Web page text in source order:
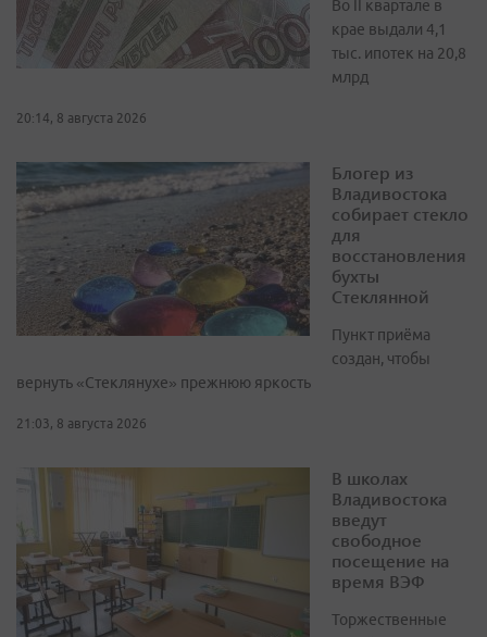
Во II квартале в
крае выдали 4,1
тыс. ипотек на 20,8
млрд
20:14, 8 августа 2026
Блогер из
Владивостока
собирает стекло
для
восстановления
бухты
Стеклянной
Пункт приёма
создан, чтобы
вернуть «Стеклянухе» прежнюю яркость
21:03, 8 августа 2026
В школах
Владивостока
введут
свободное
посещение на
время ВЭФ
Торжественные